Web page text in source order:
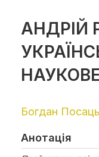
АНДРІЙ
Богдан
Анотація